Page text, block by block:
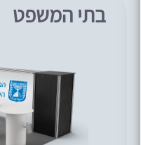
בתי המשפט